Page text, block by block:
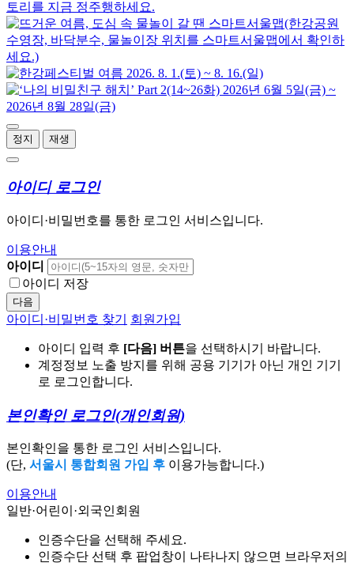
정지 재생
아이디 로그인
아이디·비밀번호를 통한 로그인 서비스입니다.
이용안내
아이디
아이디 저장
다음
아이디·비밀번호 찾기 회원가입
아이디 입력 후 [다음] 버튼을 선택하시기 바랍니다.
계정정보 노출 방지를 위해 공용 기기가 아닌 개인 기기
로 로그인합니다.
본인확인 로그인(개인회원)
본인확인을 통한 로그인 서비스입니다.
(단, 서울시 통합회원 가입 후 이용가능합니다.)
이용안내
일반·어린이·외국인회원
인증수단을 선택해 주세요.
인증수단 선택 후 팝업창이 나타나지 않으면 브라우저의